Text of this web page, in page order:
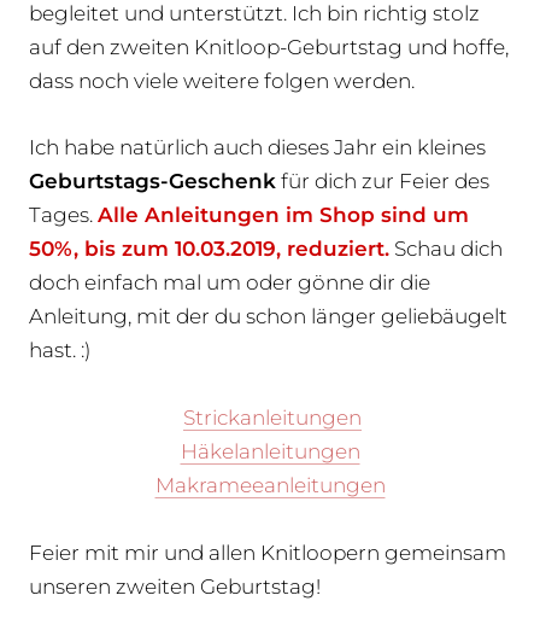
begleitet und unterstützt. Ich bin richtig stolz
auf den zweiten Knitloop-Geburtstag und hoffe,
dass noch viele weitere folgen werden.
Ich habe natürlich auch dieses Jahr ein kleines
Geburtstags-Geschenk für dich zur Feier des
Tages. Alle Anleitungen im Shop sind um
50%, bis zum 10.03.2019, reduziert. Schau dich
doch einfach mal um oder gönne dir die
Anleitung, mit der du schon länger geliebäugelt
hast. :)
Strickanleitungen
Häkelanleitungen
Makrameeanleitungen
Feier mit mir und allen Knitloopern gemeinsam
unseren zweiten Geburtstag!